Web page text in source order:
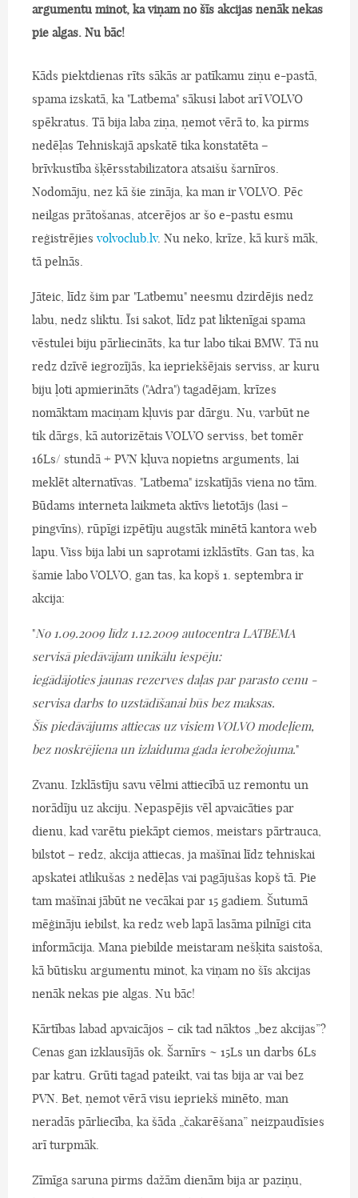
argumentu minot, ka viņam no šīs akcijas nenāk nekas
pie algas. Nu bāc!
Kāds piektdienas rīts sākās ar patīkamu ziņu e-pastā,
spama izskatā, ka "Latbema" sākusi labot arī VOLVO
spēkratus. Tā bija laba ziņa, ņemot vērā to, ka pirms
nedēļas Tehniskajā apskatē tika konstatēta –
brīvkustība šķērsstabilizatora atsaišu šarnīros.
Nodomāju, nez kā šie zināja, ka man ir VOLVO. Pēc
neilgas prātošanas, atcerējos ar šo e-pastu esmu
reģistrējies volvoclub.lv. Nu neko, krīze, kā kurš māk,
tā pelnās.
Jāteic, līdz šim par "Latbemu" neesmu dzirdējis nedz
labu, nedz sliktu. Īsi sakot, līdz pat liktenīgai spama
vēstulei biju pārliecināts, ka tur labo tikai BMW. Tā nu
redz dzīvē iegrozījās, ka iepriekšējais serviss, ar kuru
biju ļoti apmierināts ("Adra") tagadējam, krīzes
nomāktam maciņam kļuvis par dārgu. Nu, varbūt ne
tik dārgs, kā autorizētais VOLVO serviss, bet tomēr
16Ls/ stundā + PVN kļuva nopietns arguments, lai
meklēt alternatīvas. "Latbema" izskatījās viena no tām.
Būdams interneta laikmeta aktīvs lietotājs (lasi –
pingvīns), rūpīgi izpētīju augstāk minētā kantora web
lapu. Viss bija labi un saprotami izklāstīts. Gan tas, ka
šamie labo VOLVO, gan tas, ka kopš 1. septembra ir
akcija:
"No 1.09.2009 līdz 1.12.2009 autocentra LATBEMA
servisā piedāvājam unikālu iespēju:
iegādājoties jaunas rezerves daļas par parasto cenu -
servisa darbs to uzstādīšanai būs bez maksas.
Šīs piedāvājums attiecas uz visiem VOLVO modeļiem,
bez noskrējiena un izlaiduma gada ierobežojuma."
Zvanu. Izklāstīju savu vēlmi attiecībā uz remontu un
norādīju uz akciju. Nepaspējis vēl apvaicāties par
dienu, kad varētu piekāpt ciemos, meistars pārtrauca,
bilstot – redz, akcija attiecas, ja mašīnai līdz tehniskai
apskatei atlikušas 2 nedēļas vai pagājušas kopš tā. Pie
tam mašīnai jābūt ne vecākai par 15 gadiem. Šutumā
mēģināju iebilst, ka redz web lapā lasāma pilnīgi cita
informācija. Mana piebilde meistaram nešķita saistoša,
kā būtisku argumentu minot, ka viņam no šīs akcijas
nenāk nekas pie algas. Nu bāc!
Kārtības labad apvaicājos – cik tad nāktos „bez akcijas”?
Cenas gan izklausījās ok. Šarnīrs ~ 15Ls un darbs 6Ls
par katru. Grūti tagad pateikt, vai tas bija ar vai bez
PVN. Bet, ņemot vērā visu iepriekš minēto, man
neradās pārliecība, ka šāda „čakarēšana” neizpaudīsies
arī turpmāk.
Zīmīga saruna pirms dažām dienām bija ar paziņu,